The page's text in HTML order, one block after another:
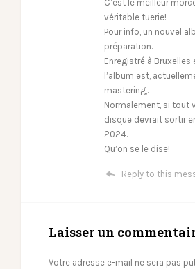
C’est le meilleur
véritable tuerie!
Pour info, un nouvel
préparation.
Enregistré à Bruxelles
l’album est,
mastering,.
Normalement, si tout
disque devrait sortir
2024.
Qu’on se le dise!
Reply to this
Laisser un
Votre adresse e-mail ne sera pas